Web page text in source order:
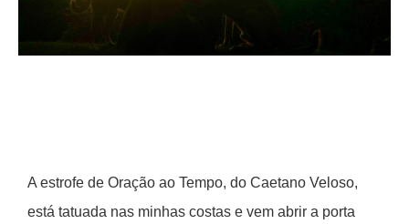
A estrofe de Oração ao Tempo, do Caetano Veloso,
está tatuada nas minhas costas e vem abrir a porta